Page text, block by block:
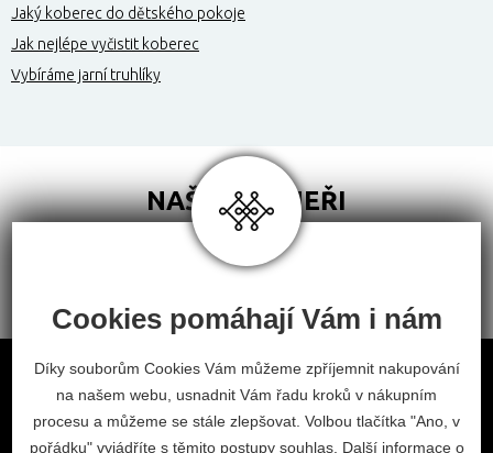
Jaký koberec do dětského pokoje
Jak nejlépe vyčistit koberec
Vybíráme jarní truhlíky
NAŠI PARTNEŘI
Obchodní podmínky
Odstoupení od smlouvy
Nastavení cookies
Cookies pomáhají Vám i nám
Díky souborům Cookies Vám můžeme zpříjemnit nakupování
na našem webu, usnadnit Vám řadu kroků v nákupním
procesu a můžeme se stále zlepšovat. Volbou tlačítka "Ano, v
pořádku" vyjádříte s těmito postupy souhlas. Další informace o